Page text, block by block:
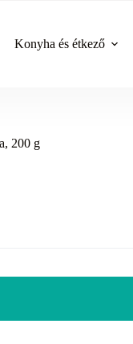
Konyha és étkező
200 g